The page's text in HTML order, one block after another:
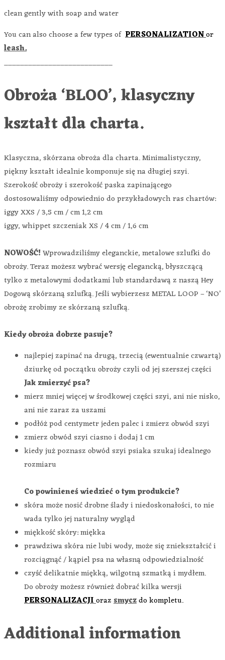
clean gently with soap and water
You can also choose a few types of PERSONALIZATIONor
leash.
___________________________
Obroża ‘BLOO’, klasyczny
kształt dla charta.
Klasyczna, skórzana obroża dla charta. Minimalistyczny,
piękny kształt idealnie komponuje się na długiej szyi.
Szerokość obroży i szerokość paska zapinającego
dostosowaliśmy odpowiednio do przykładowych ras chartów:
iggy XXS / 3,5 cm / cm 1,2 cm
iggy, whippet szczeniak XS / 4 cm / 1,6 cm
NOWOŚĆ!Wprowadziliśmy eleganckie, metalowe szlufki do
obroży. Teraz możesz wybrać wersję elegancką, błyszczącą
tylko z metalowymi dodatkami lub standardawą z naszą Hey
Dogową skórzaną szlufką. Jeśli wybierzesz METAL LOOP – ‘NO’
obrożę zrobimy ze skórzaną szlufką.
Kiedy obroża dobrze pasuje?
najlepiej zapinać na drugą, trzecią (ewentualnie czwartą)
dziurkę od początku obroży czyli od jej szerszej części
Jak zmierzyć psa?
mierz mniej więcej w środkowej części szyi, ani nie nisko,
ani nie zaraz za uszami
podłóż pod centymetr jeden palec i zmierz obwód szyi
zmierz obwód szyi ciasno i dodaj 1 cm
kiedy już poznasz obwód szyi psiaka szukaj idealnego
rozmiaru
Co powinieneś wiedzieć o tym produkcie?
skóra może nosić drobne ślady i niedoskonałości, to nie
wada tylko jej naturalny wygląd
miękkość skóry: miękka
prawdziwa skóra nie lubi wody, może się zniekształcić i
rozciągnąć / kąpiel psa na własną odpowiedzialność
czyść delikatnie miękką, wilgotną szmatką i mydłem.
Do obroży możesz również dobrać kilka wersji
PERSONALIZACJIorazsmyczdo kompletu.
Additional information